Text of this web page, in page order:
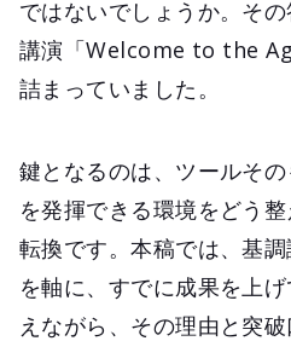
ではないでしょうか。そ
講演「Welcome to the
詰まっていました。
鍵となるのは、ツールそ
を発揮できる環境をどう
転換です。本稿では、基
を軸に、すでに成果を上
えながら、その理由と突